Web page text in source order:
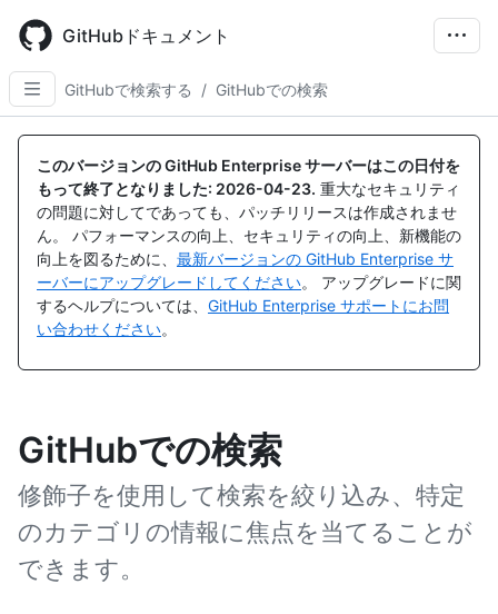
main
content
GitHubドキュメント
GitHubで検索する / GitHubでの検索
このバージョンの GitHub Enterprise サーバーはこの日付を
もって終了となりました: 2026-04-23. 重大なセキュリティ
の問題に対してであっても、パッチリリースは作成されませ
ん。 パフォーマンスの向上、セキュリティの向上、新機能の
向上を図るために、 最新バージョンの GitHub Enterprise サ
ーバーにアップグレードしてください。 アップグレードに関
するヘルプについては、 GitHub Enterprise サポートにお問
い合わせください。
GitHubでの検索
修飾子を使用して検索を絞り込み、特定
のカテゴリの情報に焦点を当てることが
できます。